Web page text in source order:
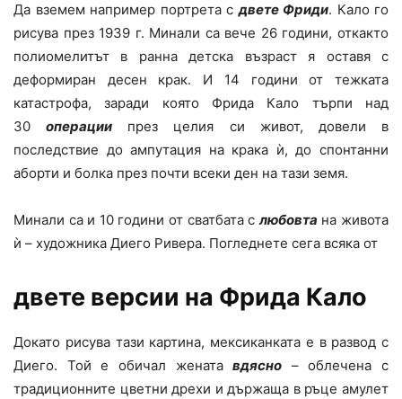
Да вземем например портрета сдвете Фриди. Кало го
рисува през 1939 г. Минали са вече 26 години, откакто
полиомелитът в ранна детска възраст я оставя с
деформиран десен крак. И 14 години от тежката
катастрофа, заради която Фрида Кало търпи над
30операции през целия си живот, довели в
последствие до ампутация на крака ѝ, до спонтанни
аборти и болка през почти всеки ден на тази земя.
Минали са и 10 години от сватбата слюбовта на живота
ѝ – художника Диего Ривера. Погледнете сега всяка от
двете версии на Фрида Кало
Докато рисува тази картина, мексиканката е в развод с
Диего. Той е обичал женатавдясно – облечена с
традиционните цветни дрехи и държаща в ръце амулет